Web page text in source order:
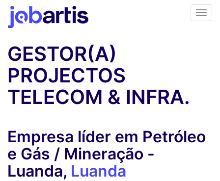
GESTOR(A)
PROJECTOS
TELECOM & INFRA.
Empresa líder em Petróleo
e Gás / Mineração -
Luanda, Luanda